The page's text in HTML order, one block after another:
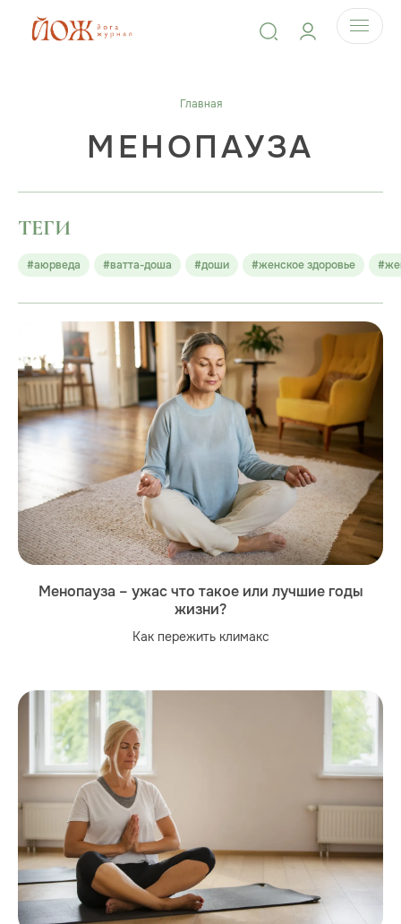
Главная
МЕНОПАУЗА
ТЕГИ
#аюрведа #ватта-доша #доши #женское здоровье
Менопауза – ужас что такое или лучшие годы
жизни?
Как пережить климакс